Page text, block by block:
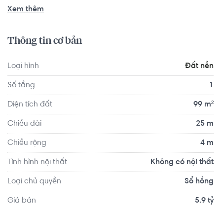
cao ráo không ngập nước. Bao quanh là các tiện ích
Xem thêm
Thông tin cơ bản
Loại hình Đất nền
Số tầng 1
Diện tích đất 99 m²
Chiều dài 25 m
Chiều rộng 4 m
Tình hình nội thất Không có nội thất
Loại chủ quyền Sổ hồng
Giá bán 5.9 tỷ